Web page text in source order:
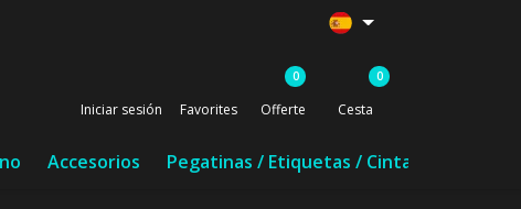
Iniciar sesión Favorites
0
Offerte
0
Cesta
Accesorios Pegatinas / Etiquetas / Cinta